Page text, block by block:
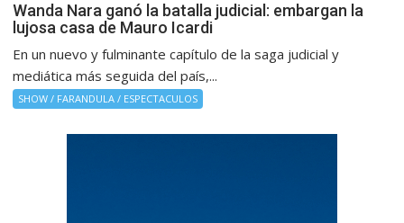
Wanda Nara ganó la batalla judicial: embargan la
lujosa casa de Mauro Icardi
En un nuevo y fulminante capítulo de la saga judicial y
mediática más seguida del país,...
SHOW / FARANDULA / ESPECTACULOS